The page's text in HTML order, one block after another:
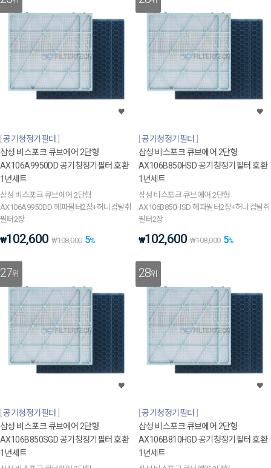
공기청정기필터
삼성 비스포크 큐브에어 2단형
AX106A9950DD 공기청정기필터 호환
1년세트
삼성 비스포크 큐브에어 2단형
AX106A9950DD 헤파필터2장+허니컴탈취
필터2장
₩102,600 ₩108,000 5%
공기청정기필터
삼성 비스포크 큐브에어 2단형
AX106B850HSD 공기청정기필터 호환
1년세트
삼성 비스포크 큐브에어 2단형
AX106B850HSD 헤파필터2장+허니컴탈취
필터2장
₩102,600 ₩108,000 5%
27위
공기청정기필터
삼성 비스포크 큐브에어 2단형
AX106B850SGD 공기청정기필터 호환
1년세트
28위
공기청정기필터
삼성 비스포크 큐브에어 2단형
AX106B810HGD 공기청정기필터 호환
1년세트